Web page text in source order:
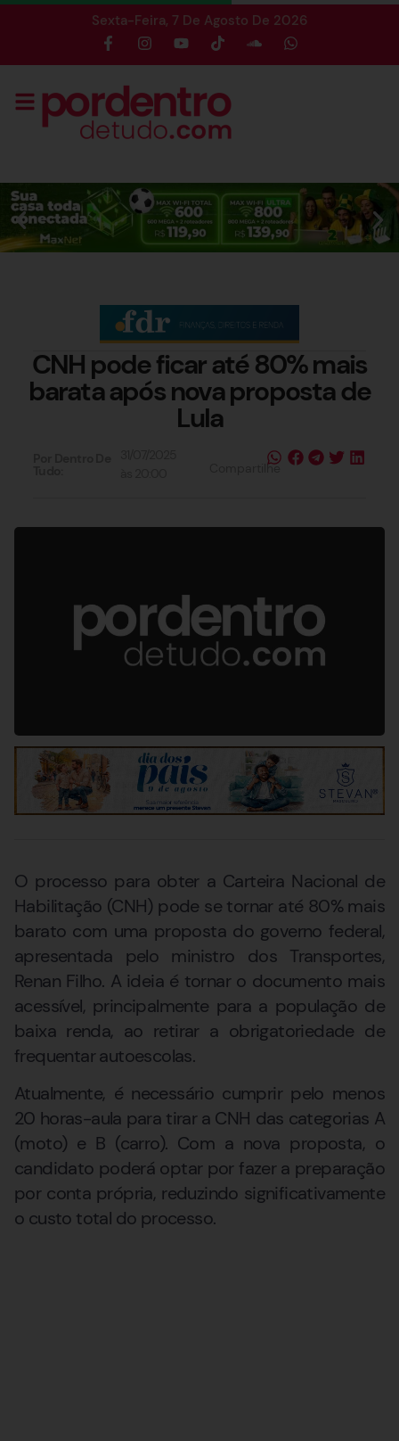
Sexta-Feira, 7 De Agosto De 2026
CNH pode ficar até 80% mais
barata após nova proposta de
Lula
Compartilhe
O processo para obter a Carteira Nacional de
Habilitação (CNH) pode se tornar até 80% mais
barato com uma proposta do governo federal,
apresentada pelo ministro dos Transportes,
Renan Filho. A ideia é tornar o documento mais
acessível, principalmente para a população de
baixa renda, ao retirar a obrigatoriedade de
frequentar autoescolas.
Atualmente, é necessário cumprir pelo menos
20 horas-aula para tirar a CNH das categorias A
(moto) e B (carro). Com a nova proposta, o
candidato poderá optar por fazer a preparação
por conta própria, reduzindo significativamente
o custo total do processo.